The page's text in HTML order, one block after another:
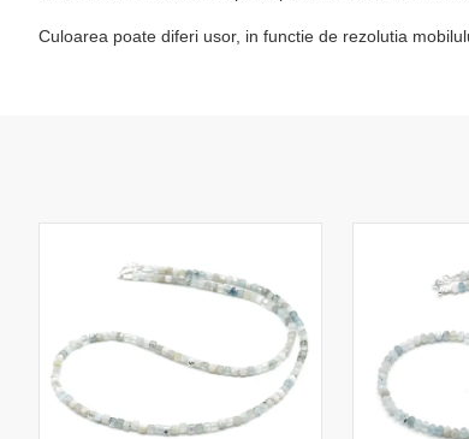
Culoarea poate diferi usor, in functie de rezolutia